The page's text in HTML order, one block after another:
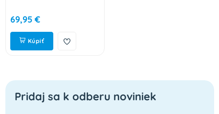
69,95 €
Kúpiť
Pridaj sa k odberu noviniek